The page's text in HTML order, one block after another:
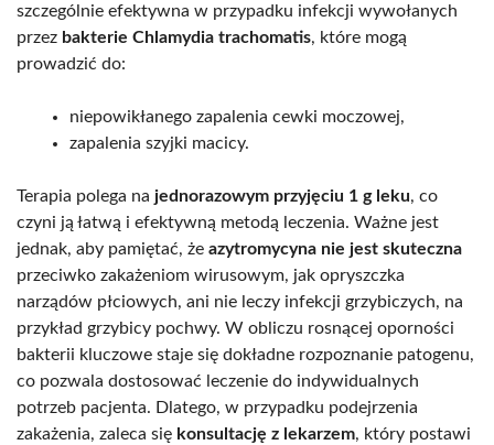
szczególnie efektywna w przypadku infekcji wywołanych
przez bakterie Chlamydia trachomatis, które mogą
prowadzić do:
niepowikłanego zapalenia cewki moczowej,
zapalenia szyjki macicy.
Terapia polega na jednorazowym przyjęciu 1 g leku, co
czyni ją łatwą i efektywną metodą leczenia. Ważne jest
jednak, aby pamiętać, że azytromycyna nie jest skuteczna
przeciwko zakażeniom wirusowym, jak opryszczka
narządów płciowych, ani nie leczy infekcji grzybiczych, na
przykład grzybicy pochwy. W obliczu rosnącej oporności
bakterii kluczowe staje się dokładne rozpoznanie patogenu,
co pozwala dostosować leczenie do indywidualnych
potrzeb pacjenta. Dlatego, w przypadku podejrzenia
zakażenia, zaleca się konsultację z lekarzem, który postawi